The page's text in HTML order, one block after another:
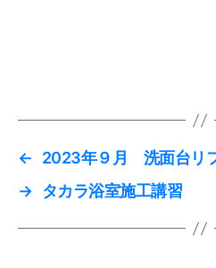
←
2023年９月 洗面台リ
→
タカラ浴室施工講習